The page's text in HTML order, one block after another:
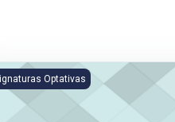
Ambiental para el Sector
Optativas